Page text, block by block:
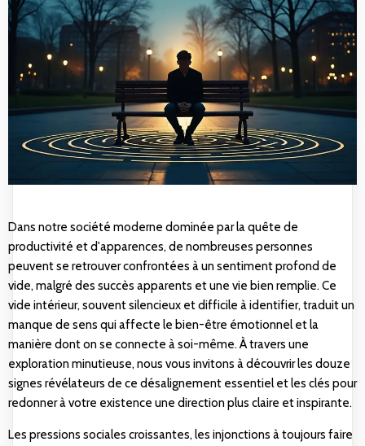
Dans notre société moderne dominée par la quête de
productivité et d'apparences, de nombreuses personnes
peuvent se retrouver confrontées à un sentiment profond de
vide, malgré des succès apparents et une vie bien remplie. Ce
vide intérieur, souvent silencieux et difficile à identifier, traduit un
manque de sens qui affecte le bien-être émotionnel et la
manière dont on se connecte à soi-même. À travers une
exploration minutieuse, nous vous invitons à découvrir les douze
signes révélateurs de ce désalignement essentiel et les clés pour
redonner à votre existence une direction plus claire et inspirante.
Les pressions sociales croissantes, les injonctions à toujours faire